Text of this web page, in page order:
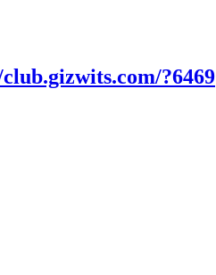
?6469